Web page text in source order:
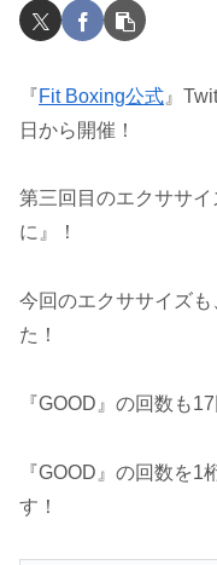
『Fit Boxing公式 』
日から開催！
第三回目のエクササ
に』！
今回のエクササイズ
た！
『GOOD』の回数も17
『GOOD』の回数を1
す！